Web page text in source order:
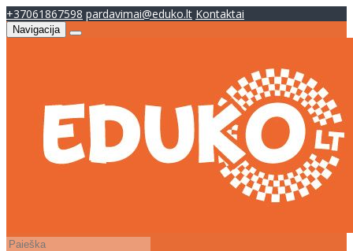
+37061867598 pardavimai@eduko.lt Kontaktai
Navigacija